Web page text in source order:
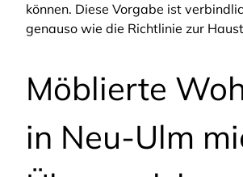
können. Diese Vorgabe ist
genauso wie die Richtlinie zur
Möblierte
in Neu-Ulm